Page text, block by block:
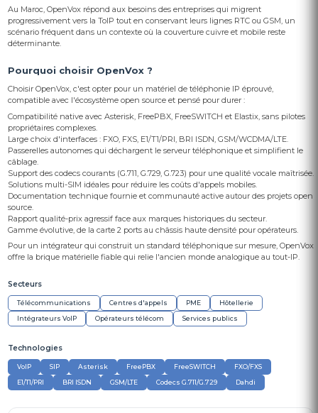
Au Maroc, OpenVox répond aux besoins des entreprises qui migrent
progressivement vers la ToIP tout en conservant leurs lignes RTC ou GSM, un
scénario fréquent dans un contexte où la couverture cuivre et mobile reste
déterminante.
Pourquoi choisir OpenVox ?
Choisir OpenVox, c'est opter pour un matériel de téléphonie IP éprouvé,
compatible avec l'écosystème open source et pensé pour durer :
Compatibilité native avec Asterisk, FreePBX, FreeSWITCH et Elastix, sans pilotes
propriétaires complexes.
Large choix d'interfaces : FXO, FXS, E1/T1/PRI, BRI ISDN, GSM/WCDMA/LTE.
Passerelles autonomes qui déchargent le serveur téléphonique et simplifient le
câblage.
Support des codecs courants (G.711, G.729, G.723) pour une qualité vocale maîtrisée.
Solutions multi-SIM idéales pour réduire les coûts d'appels mobiles.
Documentation technique fournie et communauté active autour des projets open
source.
Rapport qualité-prix agressif face aux marques historiques du secteur.
Gamme évolutive, de la carte 2 ports au châssis haute densité pour opérateurs.
Pour un intégrateur qui construit un standard téléphonique sur mesure, OpenVox
offre la brique matérielle fiable qui relie l'ancien monde analogique au tout-IP.
Secteurs
Télécommunications Centres d'appels PME
Hôtellerie
Intégrateurs VoIP
Opérateurs télécom Services publics
Technologies
VoIP SIP Asterisk FreePBX FreeSWITCH
FXO/FXS
E1/T1/PRI
BRI ISDN GSM/LTE Codecs G.711/G.729 Dahdi